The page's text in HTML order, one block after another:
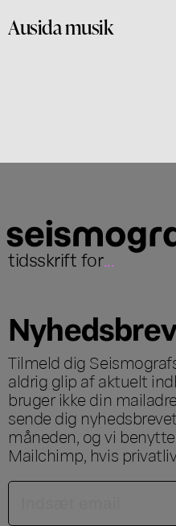
Ausida musik
tidsskrift for...
Nyhedsbrev
Tilmeld dig
aldrig glip af aktuelt
bruger ikke din
sende dig
måneden, og vi
Mailchimp, hvis